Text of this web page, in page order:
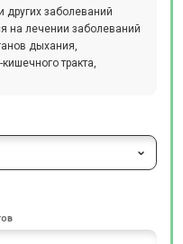
заболеваний
на лечении заболеваний
дыхания,
тракта,